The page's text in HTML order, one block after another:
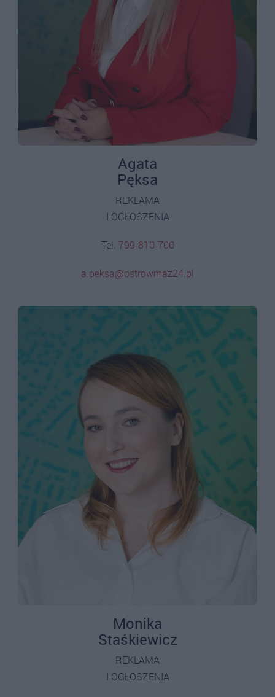
Agata
Pęksa
REKLAMA
I OGŁOSZENIA
Tel. 799-810-700
a.peksa@ostrowmaz24.pl
Monika
Staśkiewicz
REKLAMA
I OGŁOSZENIA